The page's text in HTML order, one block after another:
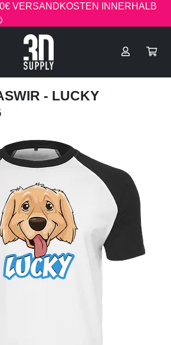
VERSANDKOSTEN INNERHALB
- LUCKY